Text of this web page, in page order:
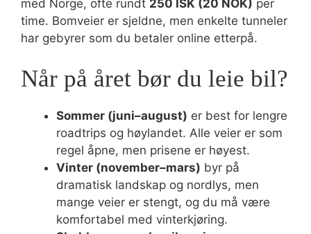
med Norge, ofte rundt 250 ISK (20 NOK) per
time. Bomveier er sjeldne, men enkelte tunneler
har gebyrer som du betaler online etterpå.
Når på året bør du leie bil?
Sommer (juni–august) er best for lengre
roadtrips og høylandet. Alle veier er som
regel åpne, men prisene er høyest.
Vinter (november–mars) byr på
dramatisk landskap og nordlys, men
mange veier er stengt, og du må være
komfortabel med vinterkjøring.